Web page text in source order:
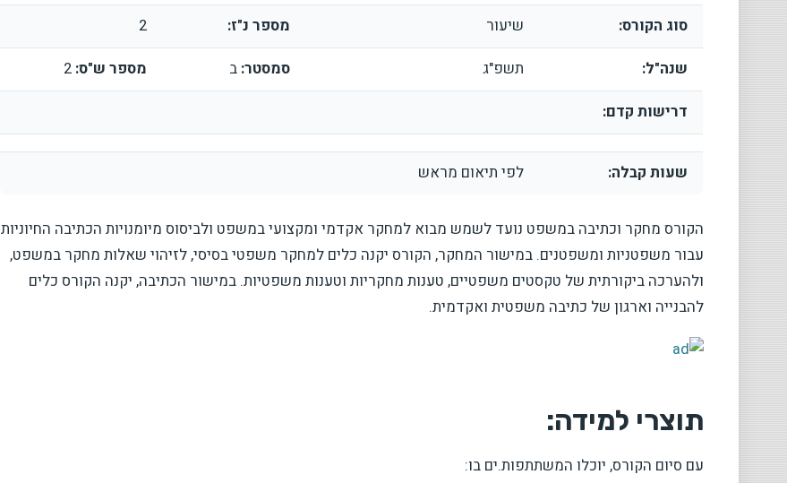
סוג הקורס:
שיעור מספר נ"ז:
2
שנה"ל:
תשפ"ג סמסטר: ב מספר ש"ס:
דרישות קדם:
שעות קבלה: לפי תיאום מראש
הקורס מחקר וכתיבה במשפט נועד לשמש מבוא למחקר אקדמי ומקצועי במשפט ולביסוס מיומנויות הכתיבה החיוניות
עבור משפטניות ומשפטנים. במישור המחקר, הקורס יקנה כלים למחקר משפטי בסיסי, לזיהוי שאלות מחקר במשפט,
ולהערכה ביקורתית של טקסטים משפטיים, טענות מחקריות וטענות משפטיות. במישור הכתיבה, יקנה הקורס כלים
להבנייה וארגון של כתיבה משפטית ואקדמית.
תוצרי למידה:
עם סיום הקורס, יוכלו המשתתפות.ים בו: